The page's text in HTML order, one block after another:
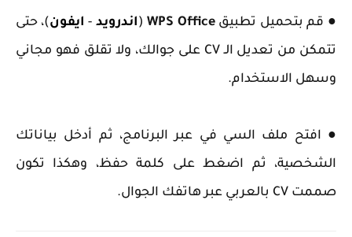
● قم بتحميل تطبيقWPS Office
( اندرويد - ايفون)، حتى
تتمكن من تعديل الـ CV على جوالك، ولا تقلق فهو مجاني
وسهل الاستخدام.
● افتح ملف السي في عبر البرنامج، ثم أدخل بياناتك
الشخصية، ثم اضغط على كلمة حفظ، وهكذا تكون
صممت CV بالعربي عبر هاتفك الجوال.